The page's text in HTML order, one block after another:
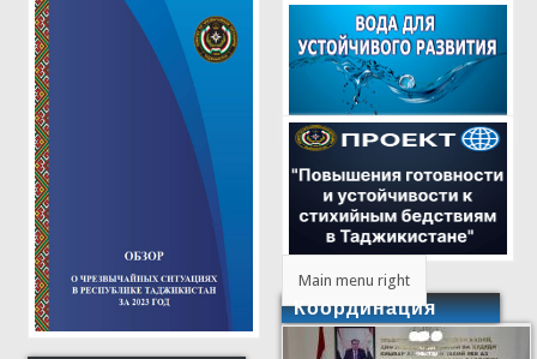
Main menu right
Координация